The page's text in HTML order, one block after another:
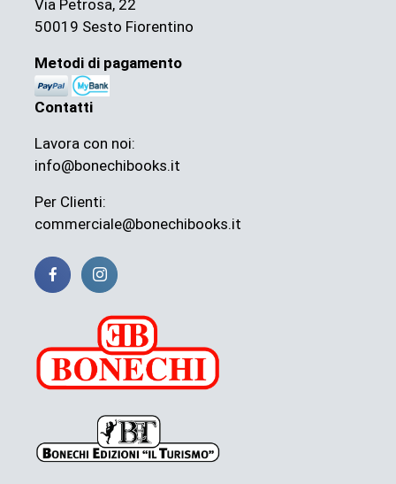
Via Petrosa, 22
50019 Sesto Fiorentino
Metodi di pagamento
Contatti
Lavora con noi:
info@bonechibooks.it
Per Clienti:
commerciale@bonechibooks.it